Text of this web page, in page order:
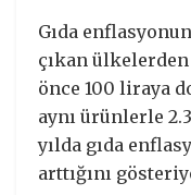
Gıda
çıkan ülkelerden
önce 100 liraya
aynı ürünlerle
yılda gıda
arttığını